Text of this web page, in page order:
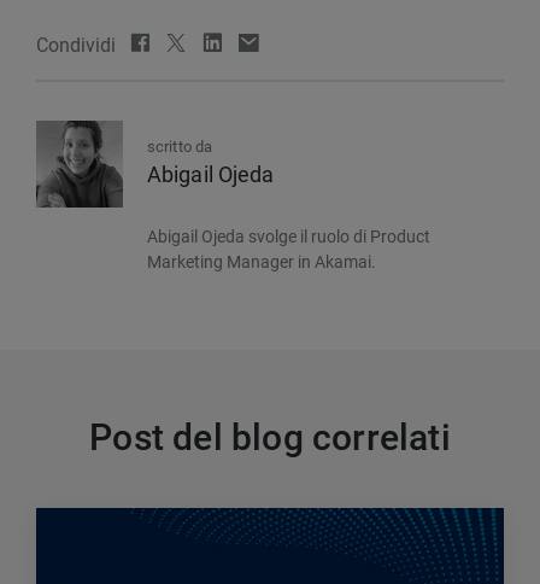
Condividi
scritto da
Abigail Ojeda
Abigail Ojeda svolge il ruolo di Product
Marketing Manager in Akamai.
Post del blog correlati